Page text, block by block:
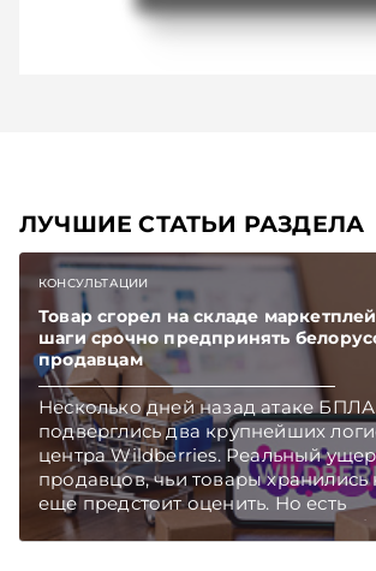
ЛУЧШИЕ СТАТЬИ РАЗДЕЛА
КОНСУЛЬТАЦИИ
Товар сгорел на складе
шаги срочно предпринять
продавцам
Несколько дней назад атаке БПЛА
подверглись два крупнейших
центра Wildberries. Реальный
продавцов, чьи товары хранились
еще предстоит оценить. Но есть
первоочередные шаги, которые